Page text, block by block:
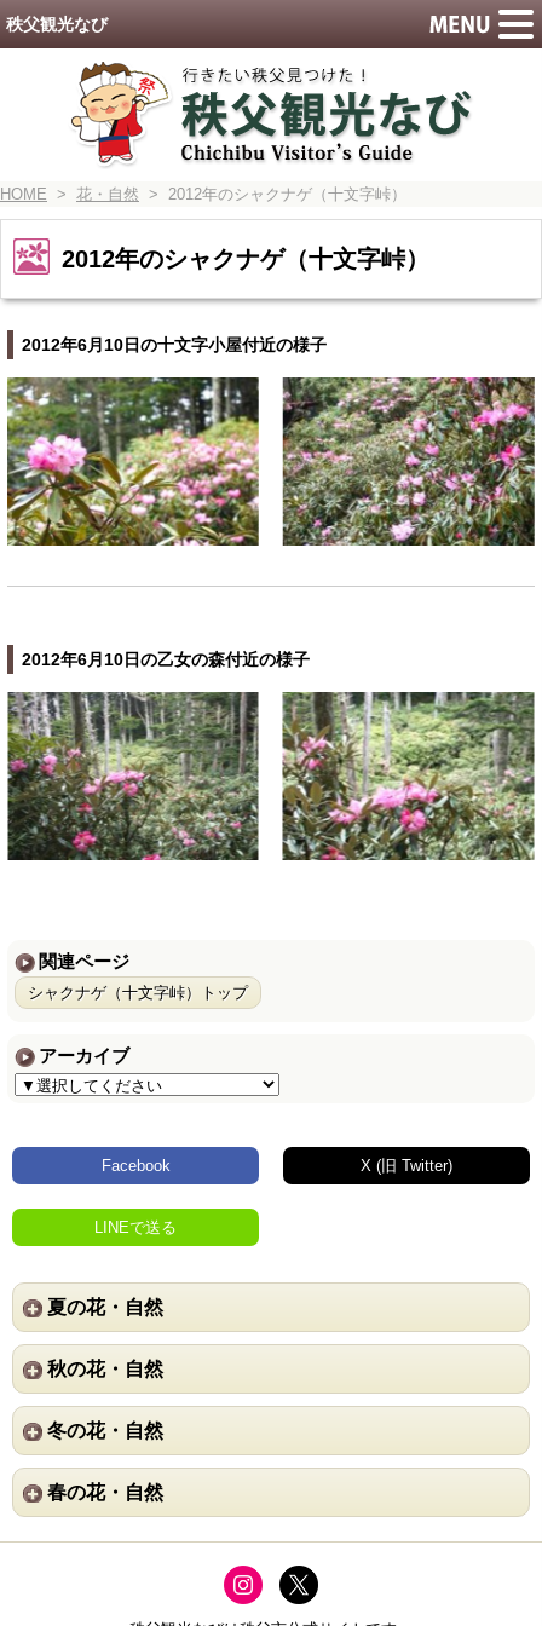
HOME > 花・自然 > 2012年のシャクナゲ（十文字峠）
2012年のシャクナゲ（十文字峠）
2012年6月10日の十文字小屋付近の様子
2012年6月10日の乙女の森付近の様子
関連ページ
シャクナゲ（十文字峠）トップ
アーカイブ
Facebook X (旧 Twitter)
LINEで送る
夏の花・自然
秋の花・自然
冬の花・自然
春の花・自然
秩父観光なび